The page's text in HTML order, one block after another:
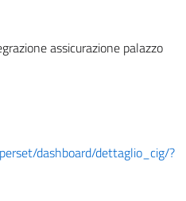
assicurazione palazzo
dashboard/dettaglio_cig/?